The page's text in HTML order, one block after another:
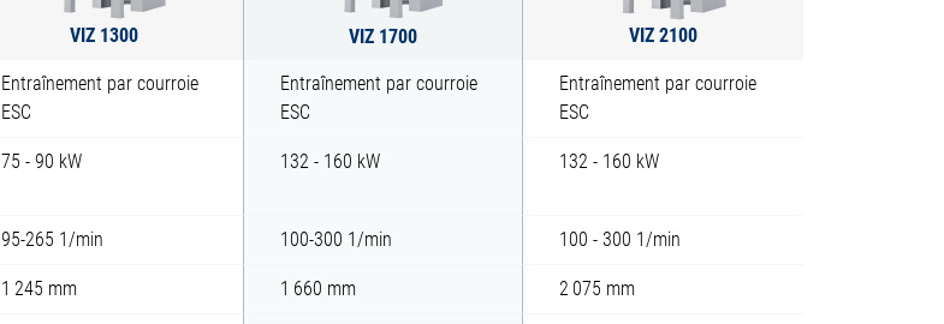
VIZ 1300 VIZ 1700 VIZ 2100
Entraînement par courroie
ESC
Entraînement par courroie
ESC
Entraînement par courroie
ESC
75 - 90 kW 132 - 160 kW 132 - 160 kW
95-265 1/min 100-300 1/min 100 - 300 1/min
1 245 mm 1 660 mm 2 075 mm